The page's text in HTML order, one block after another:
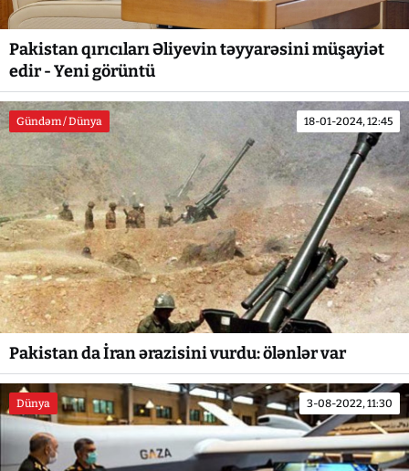
Pakistan qırıcıları Əliyevin təyyarəsini müşayiət
edir - Yeni görüntü
Gündəm / Dünya 18-01-2024, 12:45
Pakistan da İran ərazisini vurdu: ölənlər var
Dünya 3-08-2022, 11:30